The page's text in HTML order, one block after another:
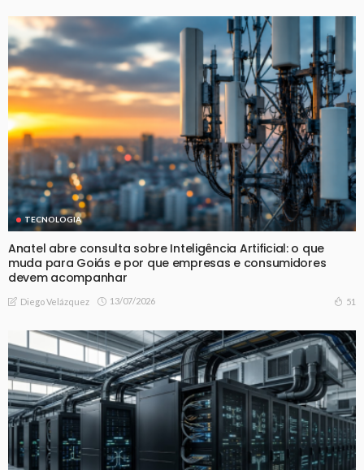
TECNOLOGIA
Anatel abre consulta sobre Inteligência Artificial: o que
muda para Goiás e por que empresas e consumidores
devem acompanhar
Diego Velázquez 13/07/2026 51